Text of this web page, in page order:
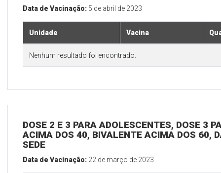
Data de Vacinação: 5 de abril de 2023
Unidade Vacina
Nenhum resultado foi encontrado.
DOSE 2 E 3 PARA ADOLESCENTES, DOSE 3
ACIMA DOS 40, BIVALENTE ACIMA DOS 60,
SEDE
Data de Vacinação: 22 de março de 2023